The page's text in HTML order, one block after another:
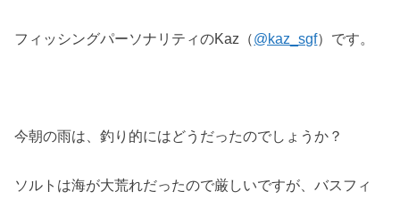
フィッシングパーソナリティのKaz（@kaz_sgf）です。
今朝の雨は、釣り的にはどうだったのでしょうか？
ソルトは海が大荒れだったので厳しいですが、バスフィ